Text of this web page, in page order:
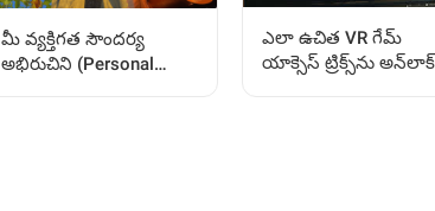
మీ వ్యక్తిగత సౌందర్య
అభిరుచిని (Personal
ఎలా ఉచిత VR గేమ్
యాక్సెస్ ట్రిక్స్‌ను అన్‌లాక్